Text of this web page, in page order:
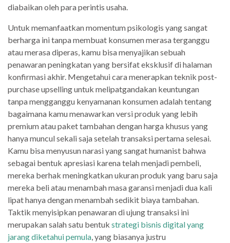
diabaikan oleh para perintis usaha.
Untuk memanfaatkan momentum psikologis yang sangat
berharga ini tanpa membuat konsumen merasa terganggu
atau merasa diperas, kamu bisa menyajikan sebuah
penawaran peningkatan yang bersifat eksklusif di halaman
konfirmasi akhir. Mengetahui cara menerapkan teknik post-
purchase upselling untuk melipatgandakan keuntungan
tanpa mengganggu kenyamanan konsumen adalah tentang
bagaimana kamu menawarkan versi produk yang lebih
premium atau paket tambahan dengan harga khusus yang
hanya muncul sekali saja setelah transaksi pertama selesai.
Kamu bisa menyusun narasi yang sangat humanist bahwa
sebagai bentuk apresiasi karena telah menjadi pembeli,
mereka berhak meningkatkan ukuran produk yang baru saja
mereka beli atau menambah masa garansi menjadi dua kali
lipat hanya dengan menambah sedikit biaya tambahan.
Taktik menyisipkan penawaran di ujung transaksi ini
merupakan salah satu bentuk strategi bisnis digital yang
jarang diketahui pemula , yang biasanya justru